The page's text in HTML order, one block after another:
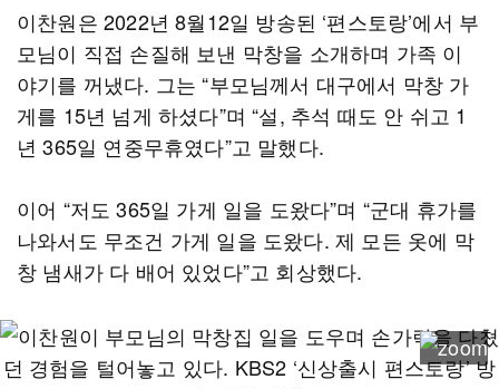
이찬원은 2022년 8월12일 방송된 ‘편스토랑’에서 부
모님이 직접 손질해 보낸 막창을 소개하며 가족 이
야기를 꺼냈다. 그는 “부모님께서 대구에서 막창 가
게를 15년 넘게 하셨다”며 “설, 추석 때도 안 쉬고 1
년 365일 연중무휴였다”고 말했다.
이어 “저도 365일 가게 일을 도왔다”며 “군대 휴가를
나와서도 무조건 가게 일을 도왔다. 제 모든 옷에 막
창 냄새가 다 배어 있었다”고 회상했다.